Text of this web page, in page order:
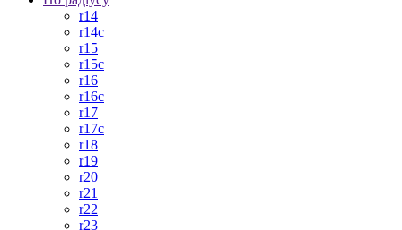
r14
r14c
r15
r15c
r16
r16c
r17
r17c
r18
r19
r20
r21
r22
r23